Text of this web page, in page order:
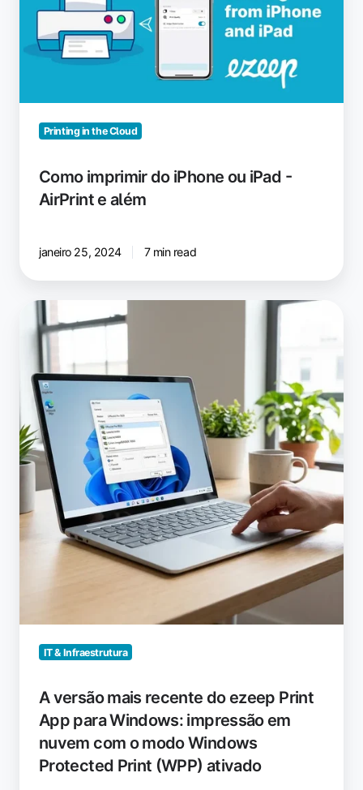
iPhone
iPad
e
alémPrinting in the Cloud
Como imprimir do iPhone ou iPad -
AirPrint e além
janeiro 25, 2024 7 min read
versão
mais
recente
do
ezeep
Print
App
para
Windows:
impressão
em
nuvem
Windows
Protected
Print
ativado
IT & Infraestrutura
A versão mais recente do ezeep Print
App para Windows: impressão em
nuvem com o modo Windows
Protected Print (WPP) ativado